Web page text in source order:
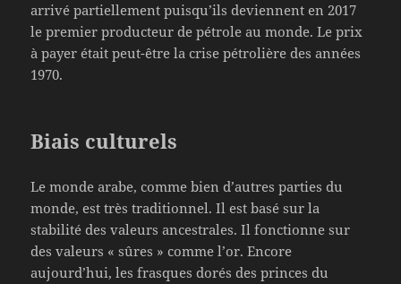
arrivé partiellement puisqu’ils deviennent en 2017
le premier producteur de pétrole au monde. Le prix
à payer était peut-être la crise pétrolière des années
1970.
Biais culturels
Le monde arabe, comme bien d’autres parties du
monde, est très traditionnel. Il est basé sur la
stabilité des valeurs ancestrales. Il fonctionne sur
des valeurs « sûres » comme l’or. Encore
aujourd’hui, les frasques dorés des princes du